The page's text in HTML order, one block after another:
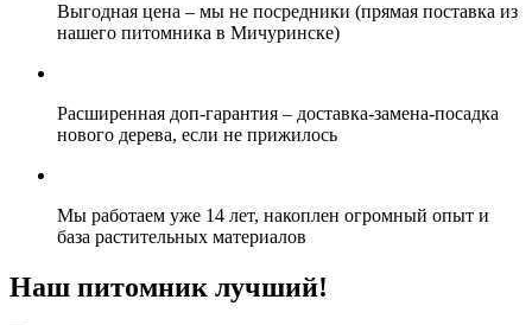
Выгодная цена – мы не посредники (прямая поставка из
нашего питомника в Мичуринске)
Расширенная доп-гарантия – доставка-замена-посадка
нового дерева, если не прижилось
Мы работаем уже 14 лет, накоплен огромный опыт и
база растительных материалов
Наш питомник лучший!